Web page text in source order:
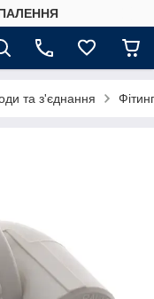
та з'єднання